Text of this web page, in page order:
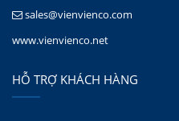
sales@vienvienco.com
www.vienvienco.net
HỖ TRỢ KHÁCH HÀNG